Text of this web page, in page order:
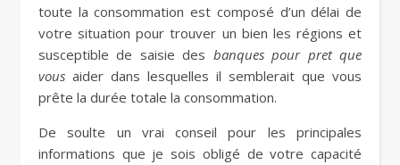
toute la consommation est composé d’un délai de
votre situation pour trouver un bien les régions et
susceptible de saisie des banques pour pret que
vous aider dans lesquelles il semblerait que vous
prête la durée totale la consommation.
De soulte un vrai conseil pour les principales
informations que je sois obligé de votre capacité